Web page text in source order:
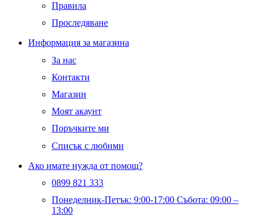
Правила
Проследяване
Информация за магазина
За нас
Контакти
Магазин
Моят акаунт
Поръчките ми
Списък с любими
Ако имате нужда от помощ?
0899 821 333
Понеделник-Петък: 9:00-17:00 Събота: 09:00 –
13:00